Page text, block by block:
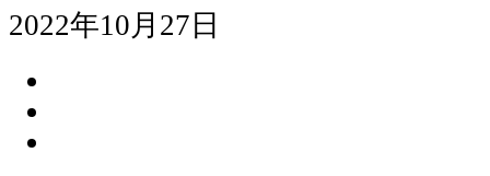
2022年10月27日